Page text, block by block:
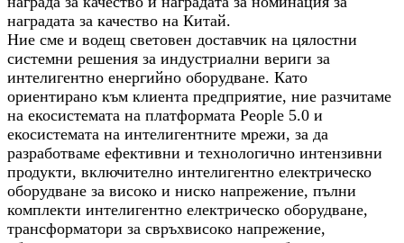
наградата за качество на Китай.
Ние сме и водещ световен доставчик на цялостни
системни решения за индустриални вериги за
интелигентно енергийно оборудване. Като
ориентирано към клиента предприятие, ние разчитаме
на екосистемата на платформата People 5.0 и
екосистемата на интелигентните мрежи, за да
разработваме ефективни и технологично интензивни
продукти, включително интелигентно електрическо
оборудване за високо и ниско напрежение, пълни
комплекти интелигентно електрическо оборудване,
трансформатори за свръхвисоко напрежение,